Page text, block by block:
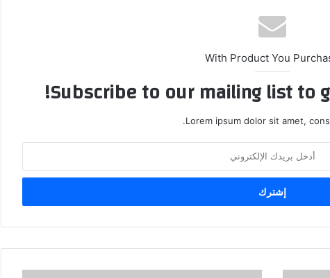
With Product You
Subscribe to our mailing list to
Lorem ipsum dolor sit amet,